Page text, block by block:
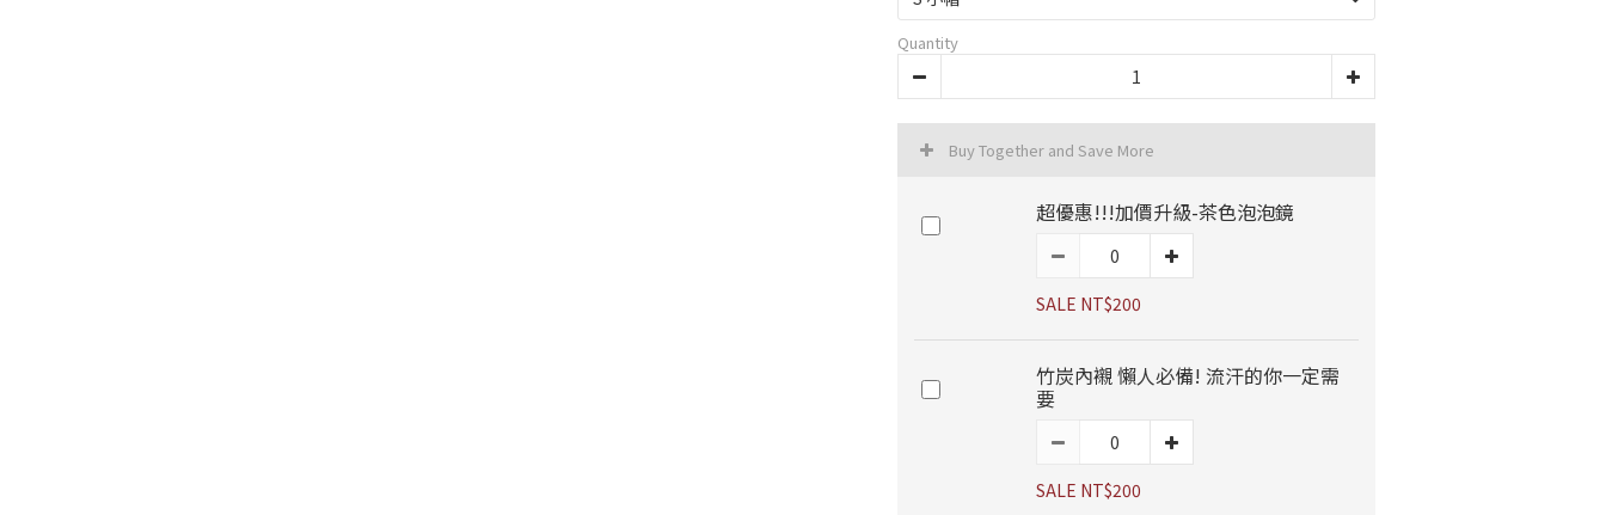
Quantity
Buy Together and Save More
超優惠!!!加價升級-茶色泡泡鏡
SALE NT$200
竹炭內襯 懶人必備! 流汗的你一定需
要
SALE NT$200